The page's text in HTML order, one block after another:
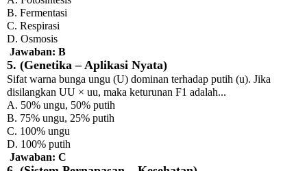
B. Fermentasi
C. Respirasi
D. Osmosis
Jawaban: B
5. (Genetika – Aplikasi Nyata)
Sifat warna bunga ungu (U) dominan terhadap putih (u). Jika
disilangkan UU × uu, maka keturunan F1 adalah...
A. 50% ungu, 50% putih
B. 75% ungu, 25% putih
C. 100% ungu
D. 100% putih
Jawaban: C